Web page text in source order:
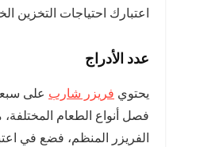
اعتبارك احتياجات التخزين
عدد الأدراج
يحتوي فريزر شارب على
فصل أنواع الطعام
الفريزر المنظم، فضع في